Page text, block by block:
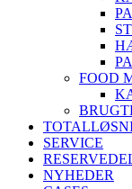
FOOD
SERVICE
NYHEDER